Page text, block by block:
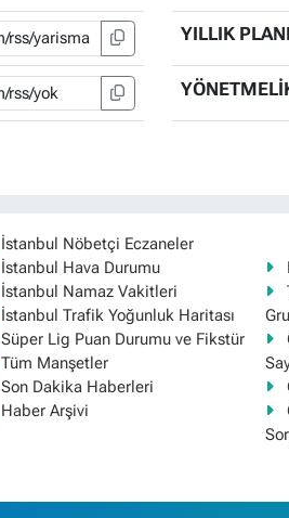
YILLIK
İstanbul Nöbetçi Eczaneler
İstanbul Hava Durumu
İstanbul Namaz Vakitleri
İstanbul Trafik Yoğunluk Haritası
Süper Lig Puan Durumu ve Fikstür
Tüm Manşetler
Son Dakika Haberleri
Haber Arşivi